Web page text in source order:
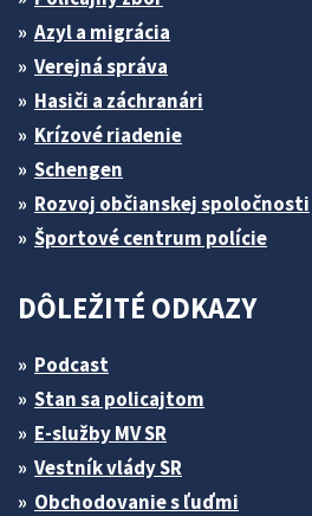
Azyl a migrácia
Verejná správa
Hasiči a záchranári
Krízové riadenie
Schengen
Rozvoj občianskej spoločnosti
Športové centrum polície
DÔLEŽITÉ ODKAZY
Podcast
Stan sa policajtom
E-služby MV SR
Vestník vlády SR
Obchodovanie s ľuďmi